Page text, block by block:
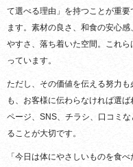
て選べる理由」を持つことが重
ます。素材の良さ、和食の安心
やすさ、落ち着いた空間。これ
っています。
ただし、その価値を伝える努力
も、お客様に伝わらなければ選
ページ、SNS、チラシ、口コミ
ることが大切です。
「今日は体にやさしいものを食べ